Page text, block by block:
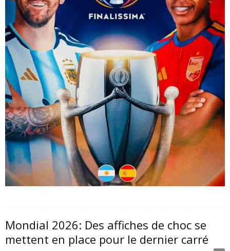
Mondial 2026: Des affiches de choc se
mettent en place pour le dernier carré